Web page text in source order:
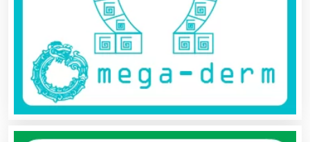
Artículos de Oficina
Artículos de Piel
Artículos Deportivos